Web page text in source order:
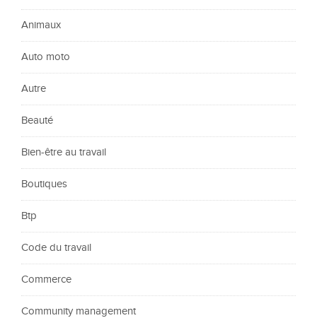
Animaux
Auto moto
Autre
Beauté
Bien-être au travail
Boutiques
Btp
Code du travail
Commerce
Community management